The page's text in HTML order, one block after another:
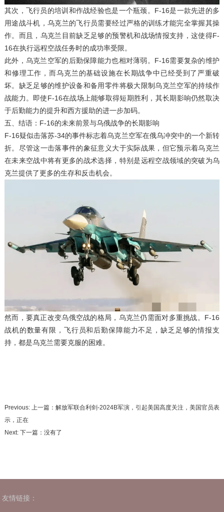
其次，飞行员的培训和作战经验也是一个瓶颈。F-16是一款先进的多
用途战斗机，乌克兰的飞行员需要经过严格的训练才能完全掌握其操
作。而且，乌克兰目前缺乏足够的预警机和战场情报支持，这使得F-
16在执行远程空战任务时的成功率受限。
此外，乌克兰空军的后勤保障能力也相对薄弱。F-16需要复杂的维护
和修理工作，而乌克兰的基础设施在长期战争中已经受到了严重破
坏。缺乏足够的维护设备和备用零件将极大限制乌克兰空军的持续作
战能力。即使F-16在战场上能够取得短期胜利，其长期影响仍然取决
于后勤能力的提升和西方援助的进一步加码。
五、结语：F-16的未来前景与乌俄战争的长期影响
F-16疑似击落苏-34的事件标志着乌克兰空军在俄乌冲突中的一个新转
折。尽管这一击落事件的象征意义大于实际战果，但它预示着乌克兰
在未来空战中将有更多的战术选择，特别是远程空战领域的突破为乌
克兰提供了更多的生存和反击机会。
然而，要真正改变乌俄空战的格局，乌克兰仍需面对多重挑战。F-16
战机的数量有限，飞行员和后勤保障能力不足，缺乏足够的情报支
持，都是乌克兰需要克服的困难。
Previous: 上一篇： 解放军联合利剑-2024B军演，引起美国高度关注，美国官员表
示，正在
Next: 下一篇：没有了
友情链接：